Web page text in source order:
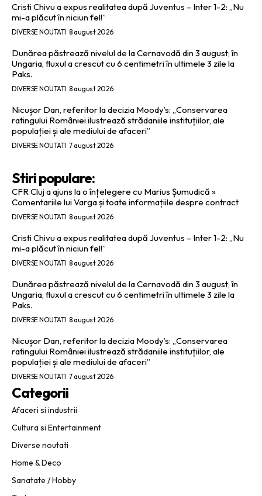
Cristi Chivu a expus realitatea după Juventus – Inter 1-2: „Nu
mi-a plăcut în niciun fel!”
DIVERSE NOUTATI 8 august 2026
Dunărea păstrează nivelul de la Cernavodă din 3 august; în
Ungaria, fluxul a crescut cu 6 centimetri în ultimele 3 zile la
Paks.
DIVERSE NOUTATI 8 august 2026
Nicușor Dan, referitor la decizia Moody’s: „Conservarea
ratingului României ilustrează strădaniile instituțiilor, ale
populației și ale mediului de afaceri”
DIVERSE NOUTATI 7 august 2026
Stiri populare:
CFR Cluj a ajuns la o înțelegere cu Marius Șumudică »
Comentariile lui Varga și toate informațiile despre contract
DIVERSE NOUTATI 8 august 2026
Cristi Chivu a expus realitatea după Juventus – Inter 1-2: „Nu
mi-a plăcut în niciun fel!”
DIVERSE NOUTATI 8 august 2026
Dunărea păstrează nivelul de la Cernavodă din 3 august; în
Ungaria, fluxul a crescut cu 6 centimetri în ultimele 3 zile la
Paks.
DIVERSE NOUTATI 8 august 2026
Nicușor Dan, referitor la decizia Moody’s: „Conservarea
ratingului României ilustrează strădaniile instituțiilor, ale
populației și ale mediului de afaceri”
DIVERSE NOUTATI 7 august 2026
Categorii
Afaceri si industrii
Cultura si Entertainment
Diverse noutati
Home & Deco
Sanatate / Hobby